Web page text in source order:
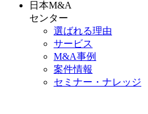
日本M&A
センター
選ばれる理由
サービス
M&A事例
案件情報
セミナー・ナレッジ